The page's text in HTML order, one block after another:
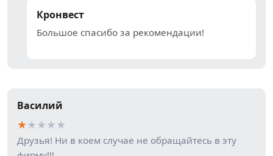
Кронвест
Большое спасибо за рекомендации!
Василий
★★★★★
Друзья! Ни в коем случае не обращайтесь в эту